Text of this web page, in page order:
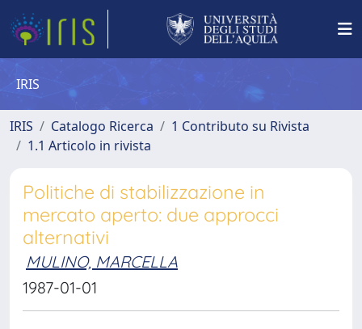
IRIS
IRIS Catalogo Ricerca
1 Contributo su Rivista
1.1 Articolo in rivista
Politiche di stabilizzazione in
mercato aperto: due approcci
alternativi
MULINO, MARCELLA
1987-01-01